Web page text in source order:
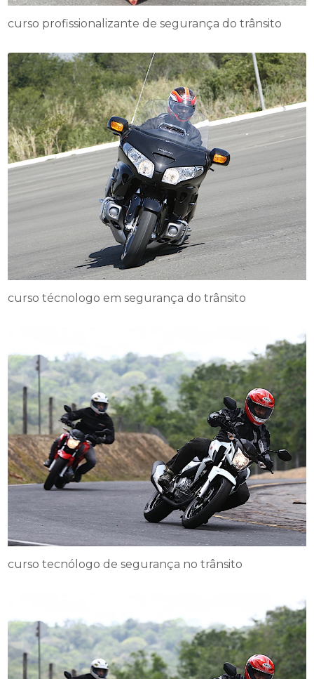
curso profissionalizante de segurança do trânsito
curso técnologo em segurança do trânsito
curso tecnólogo de segurança no trânsito